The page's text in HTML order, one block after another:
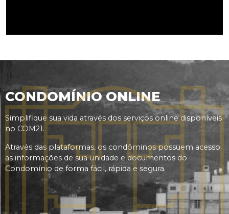
CONDOMÍNIO ONLINE
Simplifique sua vida através dos serviços online disponíveis
no COM21.
Através das plataformas, os condôminos possuem acesso
as informações de sua unidade e documentos do
Condomínio de forma fácil, rápida e segura.